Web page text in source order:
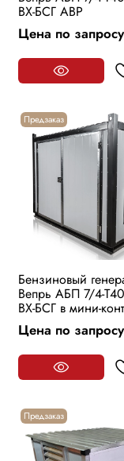
ВХ-БСГ АВР
Цена по запросу
Предзаказ
Бензиновый
Вепрь АБП 7/4-
ВХ-БСГ в мини-
Цена по запросу
Предзаказ